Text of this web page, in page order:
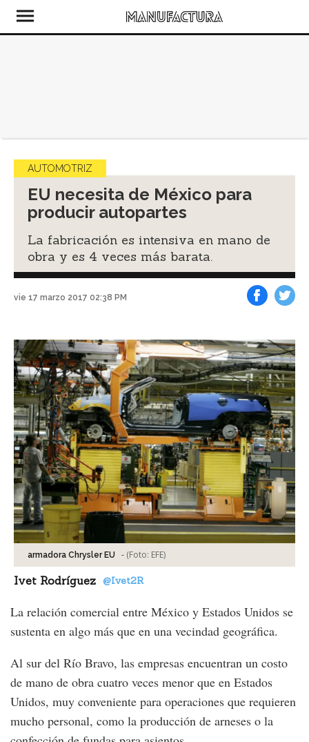
AUTOMOTRIZ
EU necesita de México para
producir autopartes
La fabricación es intensiva en mano de
obra y es 4 veces más barata.
vie 17 marzo 2017 02:38 PM
armadora Chrysler EU - (Foto: EFE)
Ivet Rodríguez @Ivet2R
La relación comercial entre México y Estados Unidos se
sustenta en algo más que en una vecindad geográfica.
Al sur del Río Bravo, las empresas encuentran un costo
de mano de obra cuatro veces menor que en Estados
Unidos, muy conveniente para operaciones que requieren
mucho personal, como la producción de arneses o la